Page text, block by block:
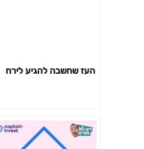
העז שחשבה להגיע לירח